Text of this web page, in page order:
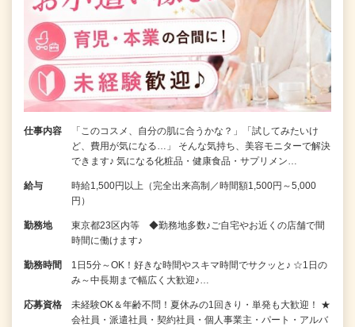
仕事内容
「このコスメ、自分の肌に合うかな？」「試してみたいけ
ど、費用が気になる…」 そんな気持ち、美容モニターで解決
できます♪ 気になる化粧品・健康食品・サプリメン…
給与
時給1,500円以上（完全出来高制／時間額1,500円～5,000
円）
勤務地
東京都23区内等 ◆勤務地多数♪ご自宅やお近くの店舗で間
時間に働けます♪
勤務時間
1日5分～OK！好きな時間やスキマ時間でサクッと♪ ☆1日の
み～中長期まで幅広く大歓迎♪…
応募資格
未経験OK＆年齢不問！夏休みの1回きり・単発も大歓迎！ ★
会社員・派遣社員・契約社員・個人事業主・パート・アルバ